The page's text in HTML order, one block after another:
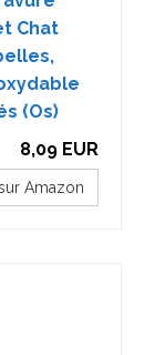
Chat
(Os)
8,09 EUR
Amazon